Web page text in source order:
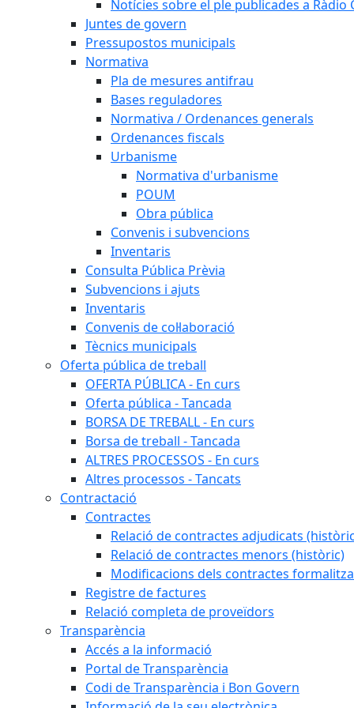
Notícies sobre el ple publicades a Ràdio
Juntes de govern
Pressupostos municipals
Normativa
Pla de mesures antifrau
Bases reguladores
Normativa / Ordenances generals
Ordenances fiscals
Urbanisme
Normativa d'urbanisme
POUM
Obra pública
Convenis i subvencions
Inventaris
Consulta Pública Prèvia
Subvencions i ajuts
Inventaris
Convenis de col·laboració
Tècnics municipals
Oferta pública de treball
OFERTA PÚBLICA - En curs
Oferta pública - Tancada
BORSA DE TREBALL - En curs
Borsa de treball - Tancada
ALTRES PROCESSOS - En curs
Altres processos - Tancats
Contractació
Contractes
Relació de contractes adjudicats
Relació de contractes menors (històric)
Modificacions dels contractes
Registre de factures
Relació completa de proveïdors
Transparència
Accés a la informació
Portal de Transparència
Codi de Transparència i Bon Govern